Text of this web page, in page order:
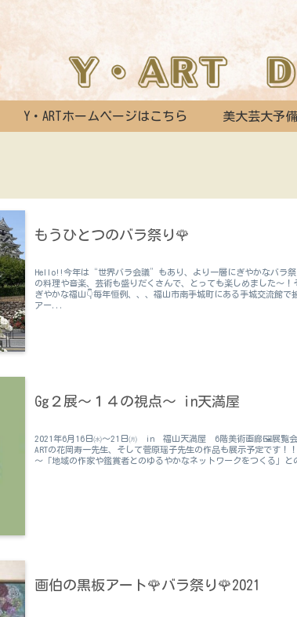
Y・ARTホームページはこちら 美大芸大予
もうひとつのバラ祭り🌹
Hello!!今年は“世界バラ会議”もあり、より一層にぎやかなバラ祭
の料理や音楽、芸術も盛りだくさんで、とっても楽しめました～！
ぎやかな福山👇毎年恒例、、、福山市南手城町にある手城交流館で
アー...
Gg２展～１４の視点～ in天満屋
2021年6月16日㈬～21日㈪ in 福山天満屋 6階美術画廊🖼展覧会
ARTの花岡寿一先生、そして菅原瑶子先生の作品も展示予定です！
～「地域の作家や鑑賞者とのゆるやかなネットワークをつくる」と
画伯の黒板アート🌹バラ祭り🌹2021